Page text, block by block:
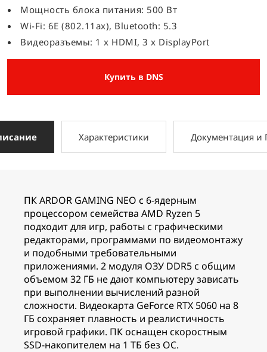
Мощность блока питания: 500 Вт
Wi-Fi: 6E (802.11ax), Bluetooth: 5.3
Видеоразъемы: 1 x HDMI, 3 x DisplayPort
Купить в DNS
Характеристики Документация и
ПК ARDOR GAMING NEO с 6-ядерным
процессором семейства AMD Ryzen 5
подходит для игр, работы с графическими
редакторами, программами по видеомонтажу
и подобными требовательными
приложениями. 2 модуля ОЗУ DDR5 с общим
объемом 32 ГБ не дают компьютеру зависать
при выполнении вычислений разной
сложности. Видеокарта GeForce RTX 5060 на 8
ГБ сохраняет плавность и реалистичность
игровой графики. ПК оснащен скоростным
SSD-накопителем на 1 ТБ без ОС.